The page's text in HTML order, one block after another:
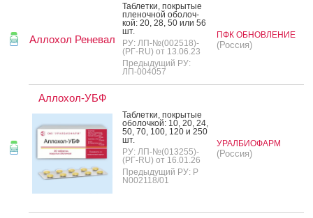
Аллохол Реневал
Таб­летки, пок­ры­тые
пле­ноч­ной обо­лоч­
кой: 20, 28, 50 или 56
шт.
РУ: ЛП-№(002518)-
(РГ-RU) от 13.06.23
Предыдущий РУ:
ЛП-004057
ПФК ОБНОВЛЕНИЕ
(Россия)
Аллохол-УБФ
Таб­летки, пок­ры­тые
обо­лоч­кой: 10, 20, 24,
50, 70, 100, 120 и 250
шт.
РУ: ЛП-№(013255)-
(РГ-RU) от 16.01.26
Предыдущий РУ: Р
N002118/01
УРАЛБИОФАРМ
(Россия)